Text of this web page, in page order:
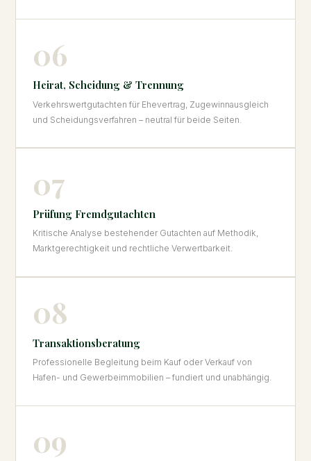
06
Heirat, Scheidung & Trennung
Verkehrswertgutachten für Ehevertrag, Zugewinnausgleich
und Scheidungsverfahren – neutral für beide Seiten.
07
Prüfung Fremdgutachten
Kritische Analyse bestehender Gutachten auf Methodik,
Marktgerechtigkeit und rechtliche Verwertbarkeit.
08
Transaktionsberatung
Professionelle Begleitung beim Kauf oder Verkauf von
Hafen- und Gewerbeimmobilien – fundiert und unabhängig.
09